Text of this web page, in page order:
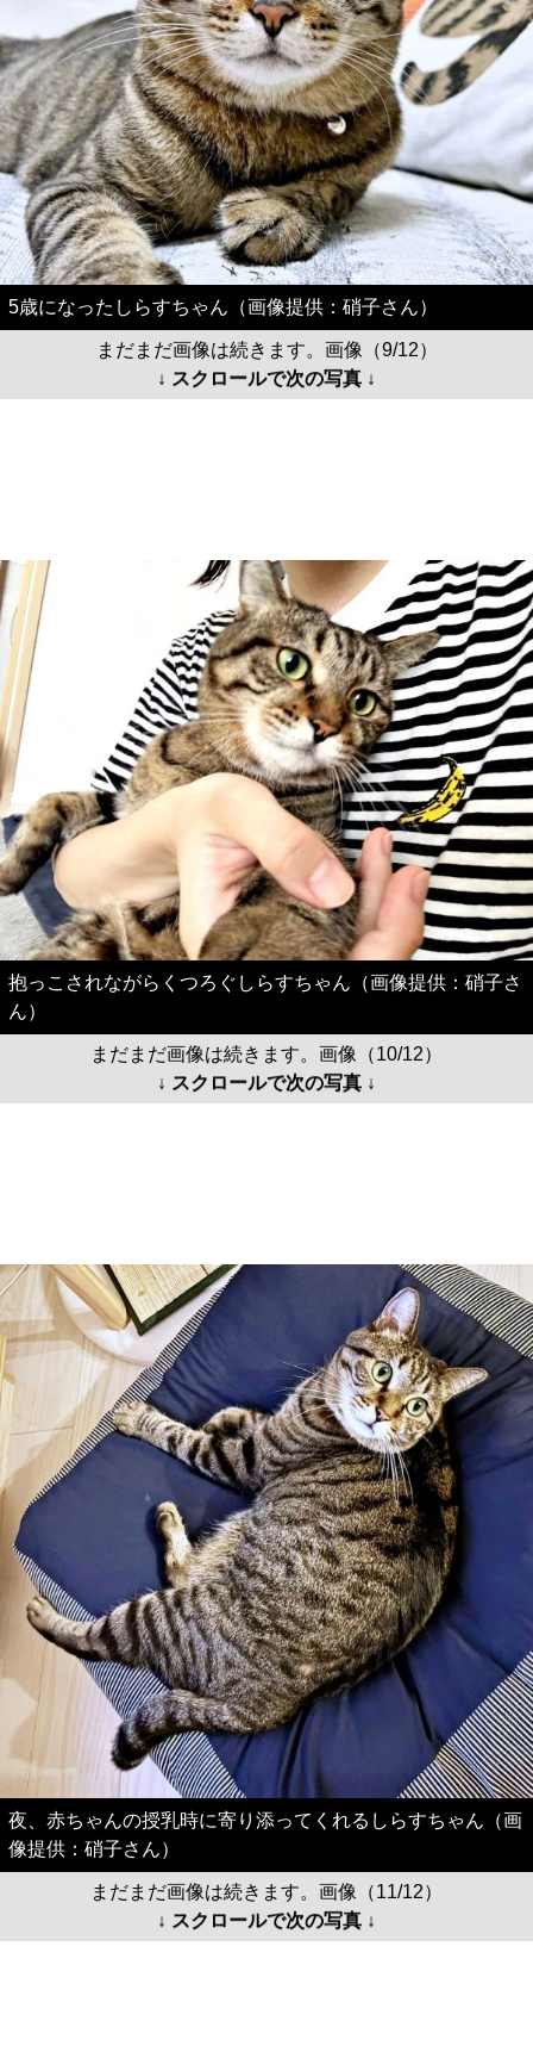
5歳になったしらすちゃん（画像提供：硝子さん）
まだまだ画像は続きます。画像（9/12）
↓ スクロールで次の写真 ↓
抱っこされながらくつろぐしらすちゃん（画像提供：硝子さ
ん）
まだまだ画像は続きます。画像（10/12）
↓ スクロールで次の写真 ↓
夜、赤ちゃんの授乳時に寄り添ってくれるしらすちゃん（画
像提供：硝子さん）
まだまだ画像は続きます。画像（11/12）
↓ スクロールで次の写真 ↓